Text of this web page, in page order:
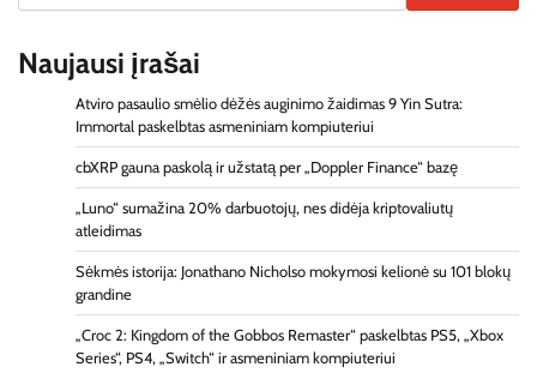
Naujausi įrašai
Atviro pasaulio smėlio dėžės auginimo žaidimas 9 Yin Sutra:
Immortal paskelbtas asmeniniam kompiuteriui
cbXRP gauna paskolą ir užstatą per „Doppler Finance“ bazę
„Luno“ sumažina 20% darbuotojų, nes didėja kriptovaliutų
atleidimas
Sėkmės istorija: Jonathano Nicholso mokymosi kelionė su 101 blokų
grandine
„Croc 2: Kingdom of the Gobbos Remaster“ paskelbtas PS5, „Xbox
Series“, PS4, „Switch“ ir asmeniniam kompiuteriui